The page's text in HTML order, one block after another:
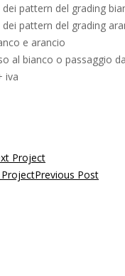
pattern del grading
pattern del grading
e arancio
al bianco o passaggio
iva
Previous Post